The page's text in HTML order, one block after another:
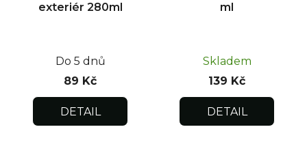
exteriér 280ml
Do 5 dnů
89 Kč
DETAIL
ml
Skladem
139 Kč
DETAIL